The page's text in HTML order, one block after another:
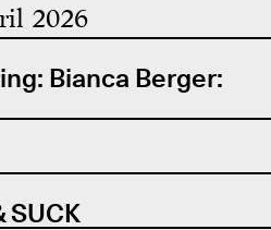
2026
Bianca Berger:
SUCK